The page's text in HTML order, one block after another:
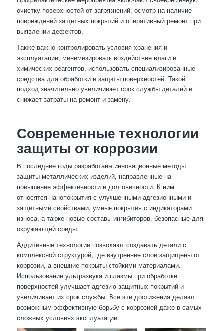
очистку поверхностей от загрязнений, осмотр на наличие
повреждений защитных покрытий и оперативный ремонт при
выявлении дефектов.
Также важно контролировать условия хранения и
эксплуатации, минимизировать воздействие влаги и
химических реагентов, использовать специализированные
средства для обработки и защиты поверхностей. Такой
подход значительно увеличивает срок службы деталей и
снижает затраты на ремонт и замену.
Современные технологии
защиты от коррозии
В последние годы разработаны инновационные методы
защиты металлических изделий, направленные на
повышение эффективности и долговечности. К ним
относятся нанопокрытия с улучшенными адгезионными и
защитными свойствами, умные покрытия с индикаторами
износа, а также новые составы ингибиторов, безопасные для
окружающей среды.
Аддитивные технологии позволяют создавать детали с
комплексной структурой, где внутренние слои защищены от
коррозии, а внешние покрыты стойкими материалами.
Использование ультразвука и плазмы при обработке
поверхностей улучшает адгезию защитных покрытий и
увеличивает их срок службы. Все эти достижения делают
возможным эффективную борьбу с коррозией даже в самых
сложных условиях эксплуатации.